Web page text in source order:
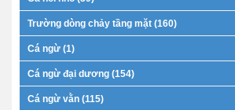
Trường dòng chảy tầng mặt (160)
Cá ngừ (1)
Cá ngừ đại dương (154)
Cá ngừ vằn (115)